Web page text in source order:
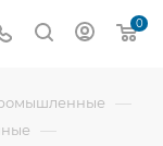
0
—
—